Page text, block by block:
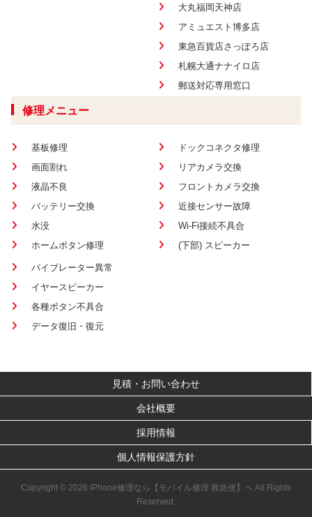
大丸福岡天神店
アミュエスト博多店
東急百貨店さっぽろ店
札幌大通ナナイロ店
郵送対応専用窓口
修理メニュー
基板修理
画面割れ
液晶不良
バッテリー交換
水没
ホームボタン修理
ドックコネクタ修理
リアカメラ交換
フロントカメラ交換
近接センサー故障
Wi-Fi接続不具合
(下部) スピーカー
バイブレーター異常
イヤースピーカー
各種ボタン不具合
データ復旧・復元
見積・お問い合わせ
会社概要
採用情報
個人情報保護方針
Copyright © 2026 iPhone修理なら【モバイル修理 救急便】へ All Rights
Reserved.